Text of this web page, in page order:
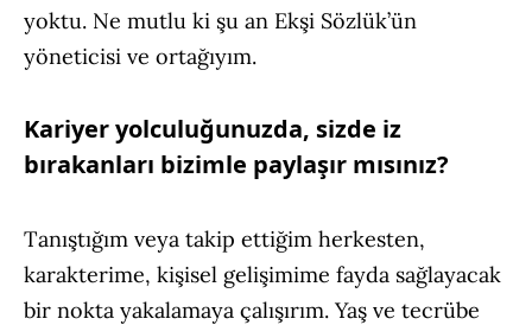
yoktu. Ne mutlu ki şu an Ekşi Sözlük’ün
yöneticisi ve ortağıyım.
Kariyer yolculuğunuzda, sizde iz
bırakanları bizimle paylaşır mısınız?
Tanıştığım veya takip ettiğim herkesten,
karakterime, kişisel gelişimime fayda sağlayacak
bir nokta yakalamaya çalışırım. Yaş ve tecrübe